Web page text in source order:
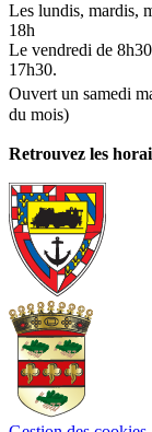
Les lundis, mardis,
18h
Le vendredi de
Ouvert un samedi
du mois)
Retrouvez les